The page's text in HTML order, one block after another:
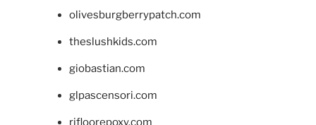
olivesburgberrypatch.com
theslushkids.com
giobastian.com
glpascensori.com
rifloorepoxy.com